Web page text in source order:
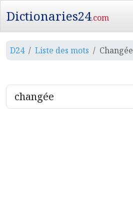
Dictionaries24.com
D24 Liste des mots Changée